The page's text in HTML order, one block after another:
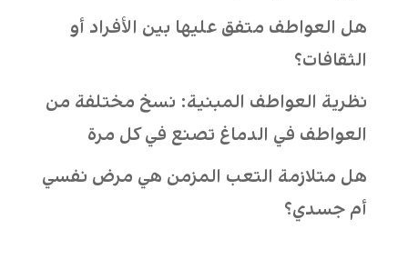
هل العواطف متفق عليها بين الأفراد أو
الثقافات؟
نظرية العواطف المبنية: نسخ مختلفة من
العواطف في الدماغ تصنع في كل مرة
هل متلازمة التعب المزمن هي مرض نفسي
أم جسدي؟